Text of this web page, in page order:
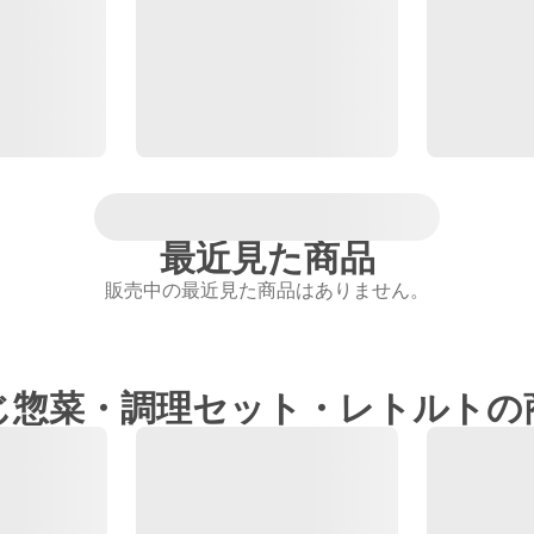
最近見た商品
販売中の最近見た商品はありません。
惣菜・調理セット・レトルトの